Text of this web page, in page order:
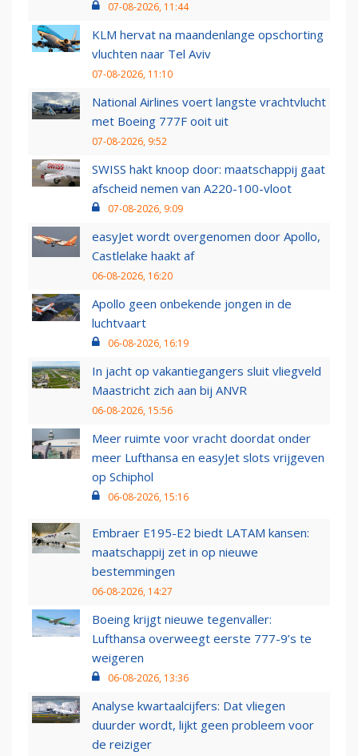
07-08-2026, 11:44
KLM hervat na maandenlange opschorting
vluchten naar Tel Aviv
07-08-2026, 11:10
National Airlines voert langste vrachtvlucht
met Boeing 777F ooit uit
07-08-2026, 9:52
SWISS hakt knoop door: maatschappij gaat
afscheid nemen van A220-100-vloot
07-08-2026, 9:09
easyJet wordt overgenomen door Apollo,
Castlelake haakt af
06-08-2026, 16:20
Apollo geen onbekende jongen in de
luchtvaart
06-08-2026, 16:19
In jacht op vakantiegangers sluit vliegveld
Maastricht zich aan bij ANVR
06-08-2026, 15:56
Meer ruimte voor vracht doordat onder
meer Lufthansa en easyJet slots vrijgeven
op Schiphol
06-08-2026, 15:16
Embraer E195-E2 biedt LATAM kansen:
maatschappij zet in op nieuwe
bestemmingen
06-08-2026, 14:27
Boeing krijgt nieuwe tegenvaller:
Lufthansa overweegt eerste 777-9’s te
weigeren
06-08-2026, 13:36
Analyse kwartaalcijfers: Dat vliegen
duurder wordt, lijkt geen probleem voor
de reiziger